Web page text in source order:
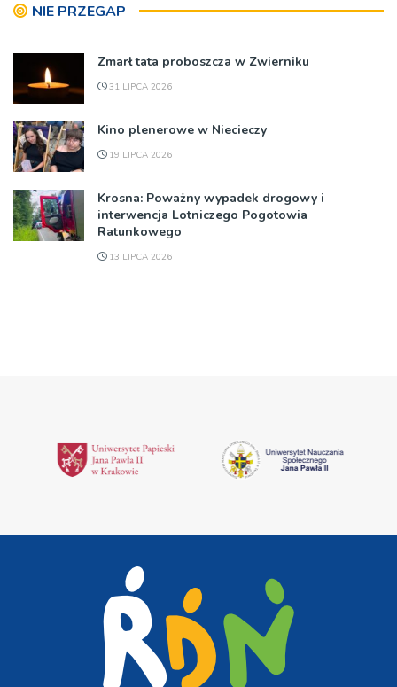
NIE PRZEGAP
Zmarł tata proboszcza w Zwierniku
31 LIPCA 2026
Kino plenerowe w Niecieczy
19 LIPCA 2026
Krosna: Poważny wypadek drogowy i
interwencja Lotniczego Pogotowia
Ratunkowego
13 LIPCA 2026